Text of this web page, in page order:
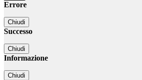
Errore
Chiudi
Successo
Chiudi
Informazione
Chiudi